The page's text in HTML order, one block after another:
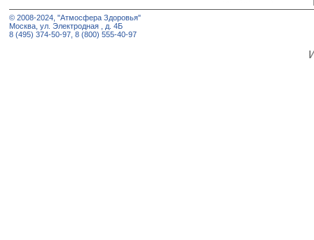
© 2008-2024, "Атмосфера Здоровья"
Москва, ул. Электродная , д. 4Б
8 (495) 374-50-97, 8 (800) 555-40-97